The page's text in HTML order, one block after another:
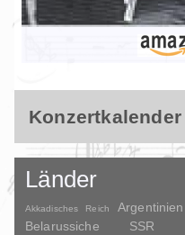
Konzertkalender
Länder
Akkadisches Reich Argentinien
Belarussiche SSR